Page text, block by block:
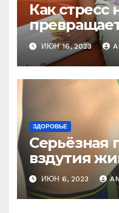
Как стресс
колобка!
ИЮН 16, 2023
ЗДОРОВЬЕ
Серьёзная
вздутия
лет.
это
ИЮН 6, 2023